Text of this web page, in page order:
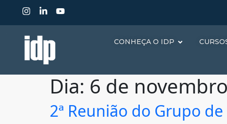
CONHEÇA O IDP
Dia: 6 de
2ª Reunião do Grupo